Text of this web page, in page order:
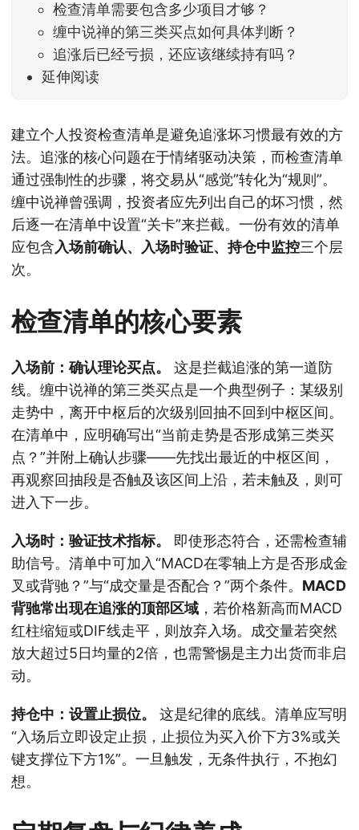
检查清单需要包含多少项目才够？
缠中说禅的第三类买点如何具体判断？
追涨后已经亏损，还应该继续持有吗？
延伸阅读
建立个人投资检查清单是避免追涨坏习惯最有效的方
法。追涨的核心问题在于情绪驱动决策，而检查清单
通过强制性的步骤，将交易从“感觉”转化为“规则”。
缠中说禅曾强调，投资者应先列出自己的坏习惯，然
后逐一在清单中设置“关卡”来拦截。一份有效的清单
应包含入场前确认、入场时验证、持仓中监控三个层
次。
检查清单的核心要素
入场前：确认理论买点。
这是拦截追涨的第一道防
线。缠中说禅的第三类买点是一个典型例子：某级别
走势中，离开中枢后的次级别回抽不回到中枢区间。
在清单中，应明确写出“当前走势是否形成第三类买
点？”并附上确认步骤——先找出最近的中枢区间，
再观察回抽段是否触及该区间上沿，若未触及，则可
进入下一步。
入场时：验证技术指标。
即使形态符合，还需检查辅
助信号。清单中可加入“MACD在零轴上方是否形成金
叉或背驰？”与“成交量是否配合？”两个条件。 MACD
背驰常出现在追涨的顶部区域 ，若价格新高而MACD
红柱缩短或DIF线走平，则放弃入场。成交量若突然
放大超过5日均量的2倍，也需警惕是主力出货而非启
动。
持仓中：设置止损位。
这是纪律的底线。清单应写明
“入场后立即设定止损，止损位为买入价下方3%或关
键支撑位下方1%”。一旦触发，无条件执行，不抱幻
想。